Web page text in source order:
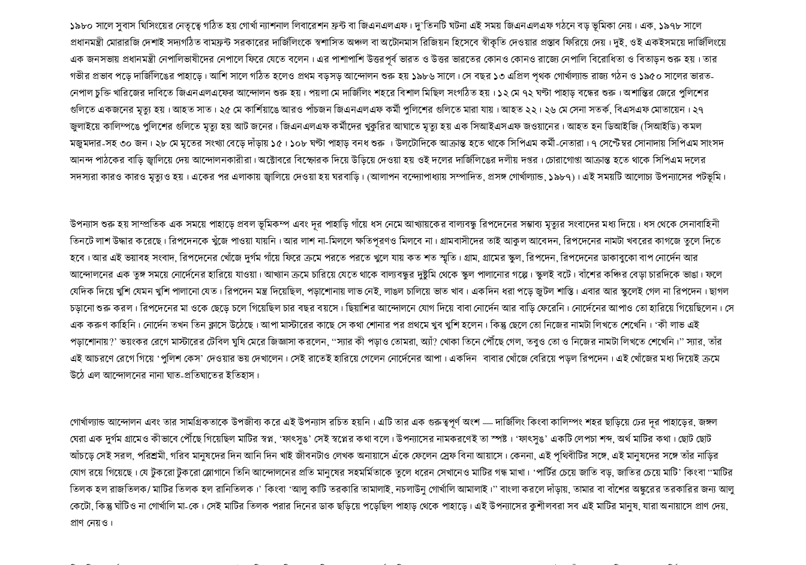
১৯৮০ সালে সুবাস ঘিসিংয়ের নেতৃত্বে গঠিত হয় গোর্খা ন্যাশনাল লিবারেশন ফ্রন্ট বা জিএনএলএফ। দু’তিনটি ঘটনা এই সময় জিএনএলএফ গঠনে বড় ভূমিকা নেয়। এক, ১৯৭৮ সালে
প্রধানমন্ত্রী মোরারজি দেশাই সদ্যগঠিত বামফ্রন্ট সরকারের দার্জিলিংকে স্বশাসিত অঞ্চল বা অটোনমাস রিজিয়ন হিসেবে স্বীকৃতি দেওয়ার প্রস্তাব ফিরিয়ে দেয়। দুই, ওই একইসময়ে দার্জিলিংয়ে
এক জনসভায় প্রধানমন্ত্রী নেপালিভাষীদের নেপালে ফিরে যেতে বলেন। এর পাশাপাশি উত্তরপূর্ব ভারত ও উত্তর ভারতের কোনও কোনও রাজ্যে নেপালি বিরোধিতা ও বিতাড়ন শুরু হয়। তার
গভীর প্রভাব পড়ে দার্জিলিঙের পাহাড়ে। আশি সালে গঠিত হলেও প্রথম বড়সড় আন্দোলন শুরু হয় ১৯৮৬ সালে। সে বছর ১৩ এপ্রিল পৃথক গোর্খাল্যান্ড রাজ্য গঠন ও ১৯৫০ সালের ভারত-
নেপাল চুক্তি খারিজের দাবিতে জিএনএলএফের আন্দোলন শুরু হয়। পয়লা মে দার্জিলিং শহরে বিশাল মিছিল সংগঠিত হয়। ১২ মে ৭২ ঘণ্টা পাহাড় বন্ধের শুরু। অশান্তির জেরে পুলিশের
গুলিতে একজনের মৃত্যু হয়। আহত সাত। ২৫ মে কার্শিয়াঙে আরও পাঁচজন জিএনএলএফ কর্মী পুলিশের গুলিতে মারা যায়। আহত ২২। ২৬ মে সেনা সতর্ক, বিএসএফ মোতায়েন। ২৭
জুলাইয়ে কালিম্পঙে পুলিশের গুলিতে মৃত্যু হয় আট জনের। জিএনএলএফ কর্মীদের খুকুরির আঘাতে মৃত্যু হয় এক সিআইএসএফ জওয়ানের। আহত হন ডিআইজি (সিআইডি) কমল
মজুমদার-সহ ৩০ জন। ২৮ মে মৃতের সংখ্যা বেড়ে দাঁড়ায় ১৫। ১০৮ ঘণ্টা পাহাড় বনধ শুরু । উলটোদিকে আক্রান্ত হতে থাকে সিপিএম কর্মী-নেতারা। ৭ সেপ্টেম্বর সোনাদায় সিপিএম সাংসদ
আনন্দ পাঠকের বাড়ি জ্বালিয়ে দেয় আন্দোলনকারীরা। অক্টোবরে বিস্ফোরক দিয়ে উড়িয়ে দেওয়া হয় ওই দলের দার্জিলিঙের দলীয় দপ্তর। চোরাগোপ্তা আক্রান্ত হতে থাকে সিপিএম দলের
সদস্যরা কারও কারও মৃত্যুও হয়। একের পর এলাকায় জ্বালিয়ে দেওয়া হয় ঘরবাড়ি। (আলাপন বন্দ্যোপাধ্যায় সম্পাদিত, প্রসঙ্গ গোর্খাল্যান্ড, ১৯৮৭)। এই সময়টি আলোচ্য উপন্যাসের পটভূমি।
উপন্যাস শুরু হয় সাম্প্রতিক এক সময়ে পাহাড়ে প্রবল ভূমিকম্প এবং দূর পাহাড়ি গাঁয়ে ধস নেমে আখ্যায়কের বাল্যবন্ধু রিপদেনের সম্ভাব্য মৃত্যুর সংবাদের মধ্য দিয়ে। ধস থেকে সেনাবাহিনী
তিনটে লাশ উদ্ধার করেছে। রিপদেনকে খুঁজে পাওয়া যায়নি। আর লাশ না-মিললে ক্ষতিপূরণও মিলবে না। গ্রামবাসীদের তাই আকুল আবেদন, রিপদেনের নামটা খবরের কাগজে তুলে দিতে
হবে। আর এই ভয়াবহ সংবাদ, রিপদেনের খোঁজে দুর্গম গাঁয়ে ফিরে ক্রমে পরতে পরতে খুলে যায় কত শত স্মৃতি। গ্রাম, গ্রামের স্কুল, রিপদেন, রিপদেনের ডাকাবুকো বাপ নোর্দেন আর
আন্দোলনের এক তুঙ্গ সময়ে নোর্দেনের হারিয়ে যাওয়া। আখ্যান ক্রমে চারিয়ে যেতে থাকে বাল্যবন্ধুর দুষ্টুমি থেকে স্কুল পালানোর গল্পে। স্কুলই বটে। বাঁশের কঞ্চির বেড়া চারদিকে ভাঙা। ফলে
যেদিক দিয়ে খুশি যেমন খুশি পালানো যেত। রিপদেন মন্ত্র দিয়েছিল, পড়াশোনায় লাভ নেই, লাঙল চালিয়ে ভাত খাব। একদিন ধরা পড়ে জুটল শাস্তি। এবার আর স্কুলেই গেল না রিপদেন। ছাগল
চড়ানো শুরু করল। রিপদেনের মা ওকে ছেড়ে চলে গিয়েছিল চার বছর বয়সে। ছিয়াশির আন্দোলনে যোগ দিয়ে বাবা নোর্দেন আর বাড়ি ফেরেনি। নোর্দেনের আপাও তো হারিয়ে গিয়েছিলেন। সে
এক করুণ কাহিনি। নোর্দেন তখন তিন ক্লাসে উঠেছে। আপা মাস্টারের কাছে সে কথা শোনার পর প্রথমে খুব খুশি হলেন। কিন্তু ছেলে তো নিজের নামটা লিখতে শেখেনি। ‘কী লাভ এই
পড়াশোনায়?’ ভয়ংকর রেগে মাস্টারের টেবিল ঘুষি মেরে জিজ্ঞাসা করলেন, “স্যার কী পড়াও তোমরা, অ্যাঁ? খোকা তিনে পৌঁছে গেল, তবুও তো ও নিজের নামটা লিখতে শেখেনি।” স্যার, তাঁর
এই আচরণে রেগে গিয়ে ‘পুলিশ কেস’ দেওয়ার ভয় দেখালেন। সেই রাতেই হারিয়ে গেলেন নোর্দেনের আপা। একদিন বাবার খোঁজে বেরিয়ে পড়ল রিপদেন। এই খোঁজের মধ্য দিয়েই ক্রমে
উঠে এল আন্দোলনের নানা ঘাত-প্রতিঘাতের ইতিহাস।
গোর্খাল্যান্ড আন্দোলন এবং তার সামগ্রিকতাকে উপজীব্য করে এই উপন্যাস রচিত হয়নি। এটি তার এক গুরুত্বপূর্ণ অংশ — দার্জিলিং কিংবা কালিম্পং শহর ছাড়িয়ে ঢের দূর পাহাড়ের, জঙ্গল
ঘেরা এক দুর্গম গ্রামেও কীভাবে পৌঁছে গিয়েছিল মাটির স্বপ্ন, ‘ফাৎসুঙ’ সেই স্বপ্নের কথা বলে। উপন্যাসের নামকরণেই তা স্পষ্ট। ‘ফাৎসুঙ’ একটি লেপচা শব্দ, অর্থ মাটির কথা। ছোট ছোট
আঁচড়ে সেই সরল, পরিশ্রমী, গরিব মানুষদের দিন আনি দিন খাই জীবনটাও লেখক অনায়াসে এঁকে ফেলেন স্রেফ বিনা আয়াসে। কেননা, এই পৃথিবীটির সঙ্গে, এই মানুষদের সঙ্গে তাঁর নাড়ির
যোগ রয়ে গিয়েছে। যে টুকরো টুকরো স্লোগানে তিনি আন্দোলনের প্রতি মানুষের সহমর্মিতাকে তুলে ধরেন সেখানেও মাটির গন্ধ মাখা। ‘পার্টির চেয়ে জাতি বড়, জাতির চেয়ে মাটি’ কিংবা “মাটির
তিলক হল রাজতিলক/ মাটির তিলক হল রানিতিলক।’ কিংবা ‘আলু কাটি তরকারি তামালাই, নচলাউনু গোর্খালি আমালাই।” বাংলা করলে দাঁড়ায়, তামার বা বাঁশের অঙ্কুরের তরকারির জন্য আলু
কেটো, কিন্তু ঘাঁটিও না গোর্খালি মা-কে। সেই মাটির তিলক পরার দিনের ডাক ছড়িয়ে পড়েছিল পাহাড় থেকে পাহাড়ে। এই উপন্যাসের কুশীলবরা সব এই মাটির মানুষ, যারা অনায়াসে প্রাণ দেয়,
প্রাণ নেয়ও।